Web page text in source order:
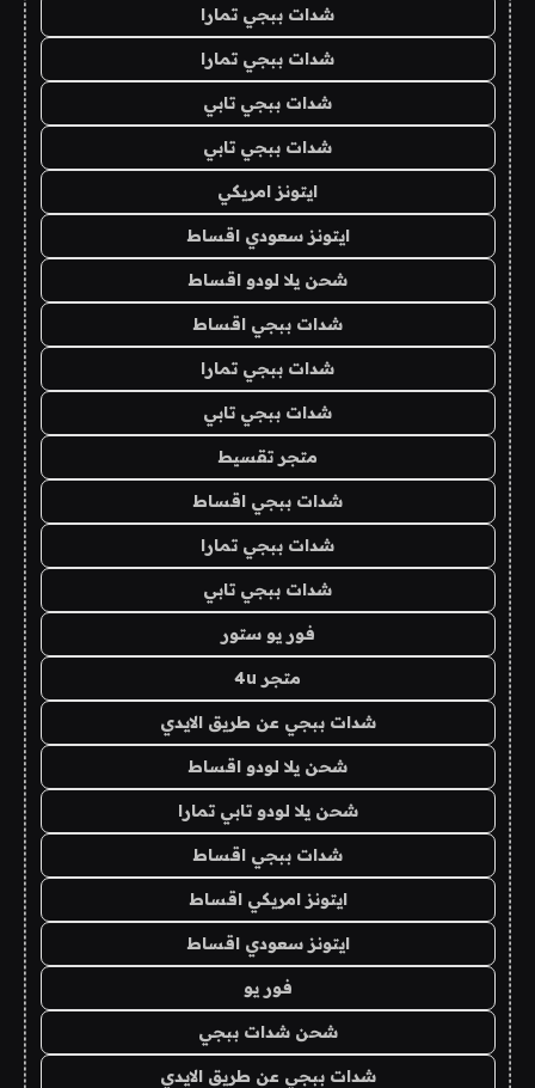
شدات ببجي تمارا
شدات ببجي تمارا
شدات ببجي تابي
شدات ببجي تابي
ايتونز امريكي
ايتونز سعودي اقساط
شحن يلا لودو اقساط
شدات ببجي اقساط
شدات ببجي تمارا
شدات ببجي تابي
متجر تقسيط
شدات ببجي اقساط
شدات ببجي تمارا
شدات ببجي تابي
فور يو ستور
متجر 4u
شدات ببجي عن طريق الايدي
شحن يلا لودو اقساط
شحن يلا لودو تابي تمارا
شدات ببجي اقساط
ايتونز امريكي اقساط
ايتونز سعودي اقساط
فور يو
شحن شدات ببجي
شدات ببجي عن طريق الايدي